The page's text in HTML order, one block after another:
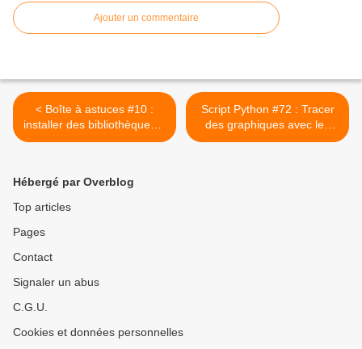
Ajouter un commentaire
< Boîte à astuces #10 :
installer des bibliothèques à
la pelle : Matplotlib, numpy,
Script Python #72 : Tracer
des graphiques avec les
bibliothèques Numpy et
Hébergé par Overblog
Top articles
Pages
Contact
Signaler un abus
C.G.U.
Cookies et données personnelles